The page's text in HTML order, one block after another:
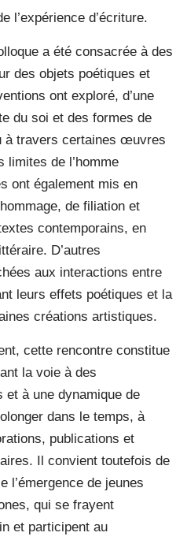
l’expérience d’écriture.
a été consacrée à des
des objets poétiques et
ont exploré, d’une
du soi et des formes de
à travers certaines œuvres
limites de l’homme
ont également mis en
de filiation et
contemporains, en
D’autres
aux interactions entre
leurs effets poétiques et la
créations artistiques.
cette rencontre constitue
la voie à des
et à une dynamique de
dans le temps, à
publications et
Il convient toutefois de
l’émergence de jeunes
qui se frayent
et participent au